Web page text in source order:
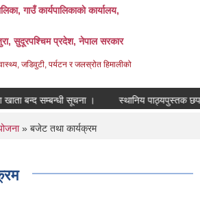
गाउँ कार्यपालिकाकाे कार्यालय,
सुदूरपश्चिम प्रदेश, नेपाल सरकार
जडिवुटी, पर्यटन र जलस्रोत हिमालीको
सम्बन्धी सूचना । स्थानिय पाठ्यपुस्तक छपाईका
» बजेट तथा कार्यक्रम